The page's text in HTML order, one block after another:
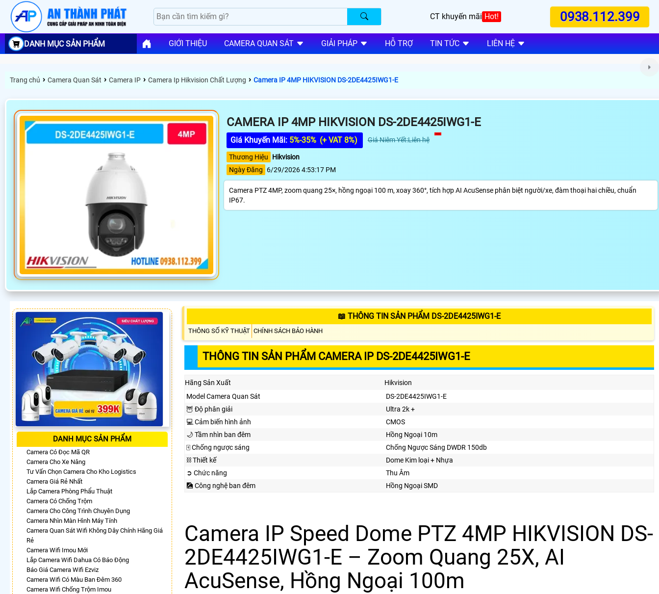
CT khuyến mãi Hot! 0938.112.399
DANH MỤC SẢN PHẨM GIỚI THIỆU CAMERA QUAN SÁT GIẢI PHÁP HỖ TRỢ TIN TỨC LIÊN HỆ
Trang chủ › Camera Quan Sát › Camera IP › Camera Ip Hikvision Chất Lượng › Camera IP 4MP HIKVISION DS-2DE4425IWG1-E
CAMERA IP 4MP HIKVISION DS-2DE4425IWG1-E
Giá Khuyến Mãi: 5%-35% (+ VAT 8%) Giá Niêm Yết:Liên hệ
Thương Hiệu
Hikvision
Ngày Đăng
6/29/2026 4:53:17 PM
Camera PTZ 4MP, zoom quang 25×, hồng ngoại 100 m, xoay 360°, tích hợp AI AcuSense phân biệt người/xe, đàm thoại hai chiều, chuẩn
IP67.
DANH MỤC SẢN PHẨM
Camera Có Đọc Mã QR
Camera Cho Xe Nâng
Tư Vấn Chọn Camera Cho Kho Logistics
Camera Giá Rẻ Nhất
Lắp Camera Phòng Phẩu Thuật
Camera Có Chống Trộm
Camera Cho Công Trình Chuyên Dụng
Camera Nhìn Màn Hình Máy Tính
Camera Quan Sát Wifi Không Dây Chính Hãng Giá
Rẻ
Camera Wifi Imou Mới
Lắp Camera Wifi Dahua Có Báo Động
Báo Giá Camera Wifi Ezviz
Camera Wifi Có Màu Ban Đêm 360
Camera Wifi Chống Trộm Imou
📖 THÔNG TIN SẢN PHẨM DS-2DE4425IWG1-E
THÔNG SỐ KỸ THUẬT CHÍNH SÁCH BẢO HÀNH
THÔNG TIN SẢN PHẨM CAMERA IP DS-2DE4425IWG1-E
Hãng Sản Xuất
Hikvision
Model Camera Quan Sát
DS-2DE4425IWG1-E
🦉 Độ phân giải
Ultra 2k +
💻 Cảm biến hình ảnh
CMOS
🌙 Tầm nhìn ban đêm
Hồng Ngoại 10m
🀄 Chống ngược sáng
Chống Ngược Sáng DWDR 150db
⛓ Thiết kế
Dome Kim loại + Nhựa
➲ Chức năng
Thu Âm
🎑 Công nghệ ban đêm
Hồng Ngoại SMD
Camera IP Speed Dome PTZ 4MP HIKVISION DS-
2DE4425IWG1-E – Zoom Quang 25X, AI
AcuSense, Hồng Ngoại 100m